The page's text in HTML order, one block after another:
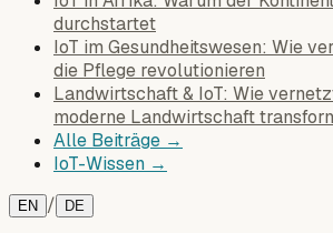
durchstartet
IoT im Gesundheitswesen: Wie
die Pflege revolutionieren
Landwirtschaft & IoT: Wie
moderne Landwirtschaft
Alle Beiträge →
IoT-Wissen →
EN / DE